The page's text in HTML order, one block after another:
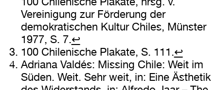
Vereinigung zur Förderung der
demokratischen Kultur Chiles, Münster
1977, S. 7.↩
100 Chilenische Plakate, S. 111.↩
Adriana Valdés: Missing Chile: Weit im
Süden. Weit. Sehr weit, in: Eine Ästhetik